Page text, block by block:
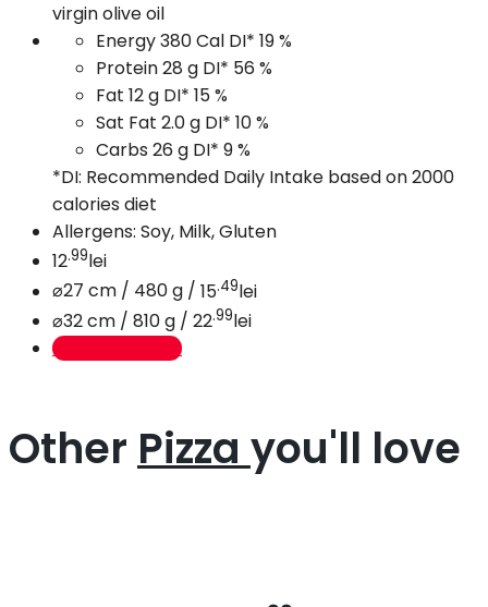
virgin olive oil
Energy380 Cal DI* 19 %
Protein28 g DI* 56 %
Fat 12 g DI* 15 %
Sat Fat 2.0 g DI* 10 %
Carbs 26 g DI* 9 %
*DI: Recommended Daily Intake based on 2000
calories diet
Allergens: Soy, Milk, Gluten
12.99lei
⌀27 cm / 480 g / 15.49lei
⌀32 cm / 810 g / 22.99lei
Custom Button
Other Pizza you'll love